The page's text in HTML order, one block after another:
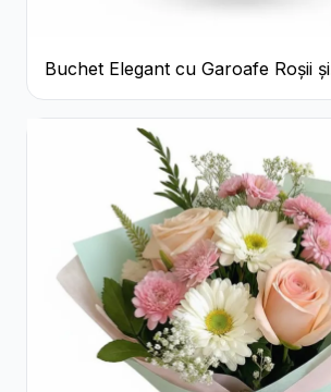
Buchet Elegant cu Garoafe Roșii și
Floarea Miresei